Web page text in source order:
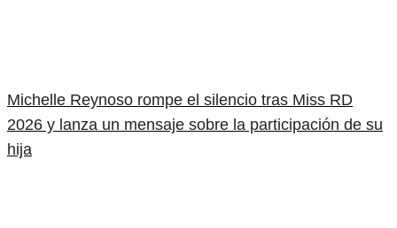
Michelle Reynoso rompe el silencio tras Miss RD
2026 y lanza un mensaje sobre la participación de su
hija